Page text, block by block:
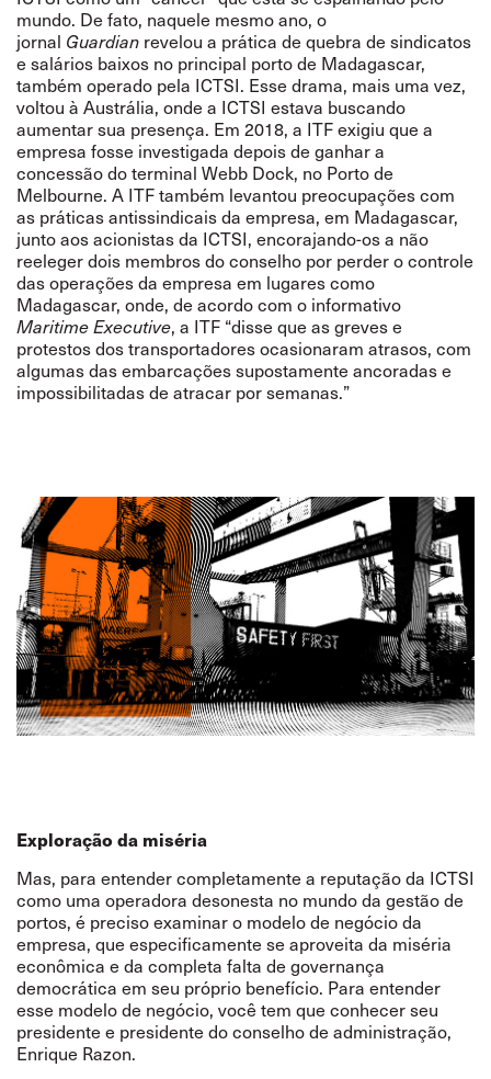
mundo. De fato, naquele mesmo ano, o
jornal Guardian revelou a prática de quebra de sindicatos
e salários baixos no principal porto de Madagascar,
também operado pela ICTSI. Esse drama, mais uma vez,
voltou à Austrália, onde a ICTSI estava buscando
aumentar sua presença. Em 2018, a ITFexigiu que a
empresa fosse investigada depois de ganhar a
concessão do terminal Webb Dock, no Porto de
Melbourne. A ITF também levantou preocupações com
as práticas antissindicais da empresa, em Madagascar,
junto aos acionistas da ICTSI, encorajando-os a não
reeleger dois membros do conselho por perder o controle
das operações da empresa em lugares como
Madagascar, onde, de acordocom o informativo
Maritime Executive, a ITF “disse que as greves e
protestos dos transportadores ocasionaram atrasos, com
algumas das embarcações supostamente ancoradas e
impossibilitadas de atracar por semanas.”
Exploração da miséria
Mas, para entender completamente a reputação da ICTSI
como uma operadora desonesta no mundo da gestão de
portos, é preciso examinar o modelo de negócio da
empresa, que especificamente se aproveita da miséria
econômica e da completa falta de governança
democrática em seu próprio benefício. Para entender
esse modelo de negócio, você tem que conhecer seu
presidente e presidente do conselho de administração,
Enrique Razon.